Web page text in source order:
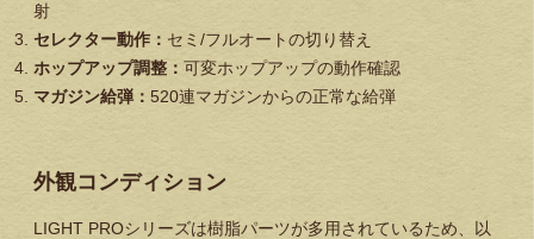
射
セレクター動作： セミ/フルオートの切り替え
ホップアップ調整： 可変ホップアップの動作確認
マガジン給弾： 520連マガジンからの正常な給弾
外観コンディション
LIGHT PROシリーズは樹脂パーツが多用されているため、以